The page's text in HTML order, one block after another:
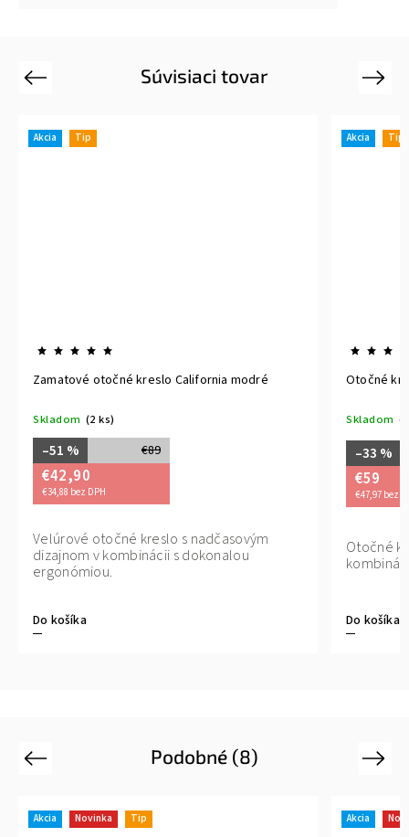
Súvisiaci tovar
Previous
Akcia Tip
Zamatové otočné kreslo California modré
Skladom (2 ks)
€89
–51 %
€42,90
€34,88 bez DPH
Do košíka
Velúrové otočné kreslo s nadčasovým
dizajnom v kombinácii s dokonalou
ergonómiou.
Akcia Tip
Otočné
Skladom
–33 %
€59
€47,97 bez
Do košíka
Otočné
Next
Podobné (8)
Previous
Akcia Novinka Tip Akcia
Next